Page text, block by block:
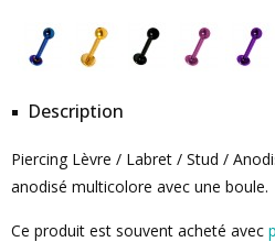
Description
Piercing Lèvre / Labret / Stud /
anodisé multicolore avec une boule.
Ce produit est souvent acheté avec